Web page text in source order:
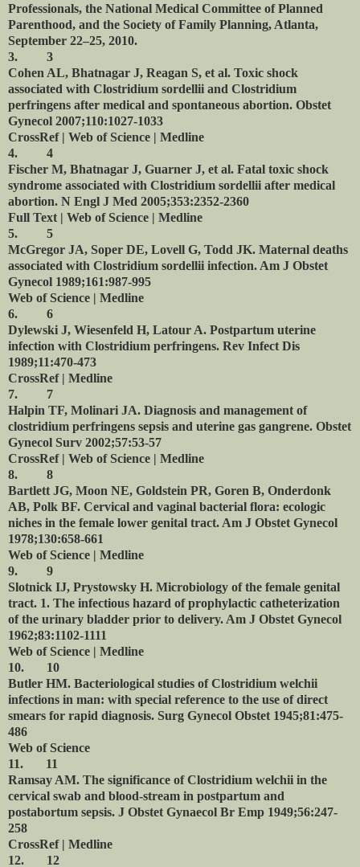
Professionals, the National Medical Committee of Planned
Parenthood, and the Society of Family Planning, Atlanta,
September 22–25, 2010.
3.
3
Cohen AL, Bhatnagar J, Reagan S, et al. Toxic shock
associated with Clostridium sordellii and Clostridium
perfringens after medical and spontaneous abortion. Obstet
Gynecol 2007;110:1027-1033
CrossRef | Web of Science | Medline
4.
4
Fischer M, Bhatnagar J, Guarner J, et al. Fatal toxic shock
syndrome associated with Clostridium sordellii after medical
abortion. N Engl J Med 2005;353:2352-2360
Full Text | Web of Science | Medline
5.
5
McGregor JA, Soper DE, Lovell G, Todd JK. Maternal deaths
associated with Clostridium sordellii infection. Am J Obstet
Gynecol 1989;161:987-995
Web of Science | Medline
6.
6
Dylewski J, Wiesenfeld H, Latour A. Postpartum uterine
infection with Clostridium perfringens. Rev Infect Dis
1989;11:470-473
CrossRef | Medline
7.
7
Halpin TF, Molinari JA. Diagnosis and management of
clostridium perfringens sepsis and uterine gas gangrene. Obstet
Gynecol Surv 2002;57:53-57
CrossRef | Web of Science | Medline
8.
8
Bartlett JG, Moon NE, Goldstein PR, Goren B, Onderdonk
AB, Polk BF. Cervical and vaginal bacterial flora: ecologic
niches in the female lower genital tract. Am J Obstet Gynecol
1978;130:658-661
Web of Science | Medline
9.
9
Slotnick IJ, Prystowsky H. Microbiology of the female genital
tract. 1. The infectious hazard of prophylactic catheterization
of the urinary bladder prior to delivery. Am J Obstet Gynecol
1962;83:1102-1111
Web of Science | Medline
10.
10
Butler HM. Bacteriological studies of Clostridium welchii
infections in man: with special reference to the use of direct
smears for rapid diagnosis. Surg Gynecol Obstet 1945;81:475-
486
Web of Science
11.
11
Ramsay AM. The significance of Clostridium welchii in the
cervical swab and blood-stream in postpartum and
postabortum sepsis. J Obstet Gynaecol Br Emp 1949;56:247-
258
CrossRef | Medline
12.
12